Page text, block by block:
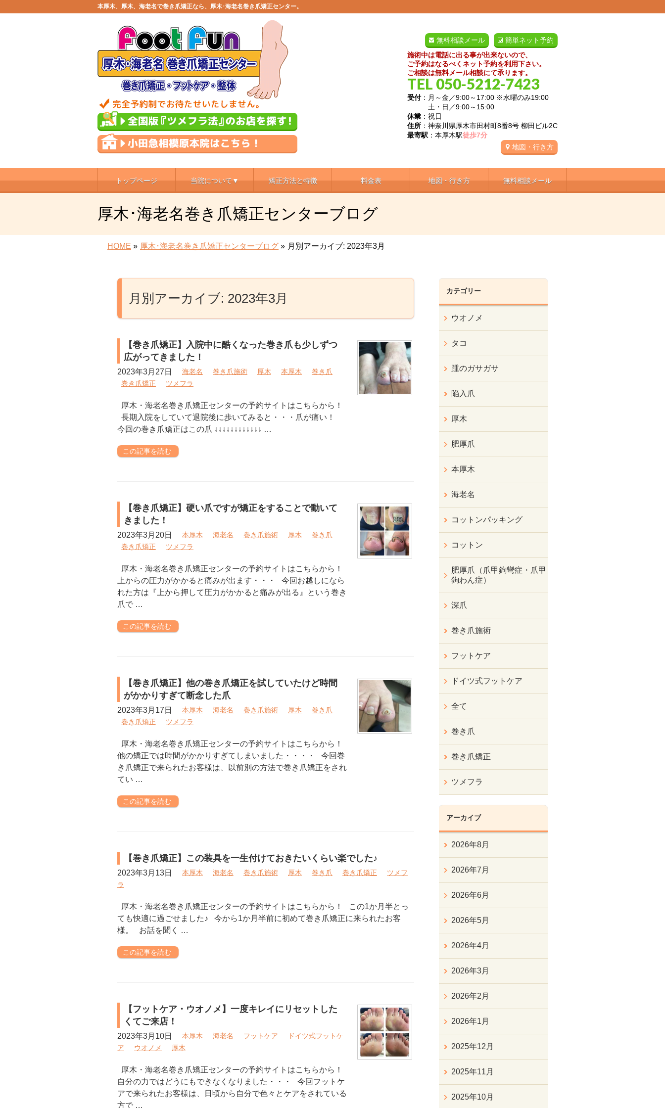
本厚木、厚木、海老名で巻き爪矯正なら、厚木･海老名巻き爪矯正センター。
簡単ネット予約
無料相談メール
施術中は電話に出る事が出来ないので、
ご予約はなるべくネット予約を利用下さい。
ご相談は無料メール相談にて承ります。
TEL 050-5212-7423
受付：月～金／9:00～17:00 ※水曜のみ19:00
土・日／9:00～15:00
休業 ：祝日
住所 ：神奈川県厚木市田村町8番8号 柳田ビル2C
最寄駅 ：本厚木駅徒歩7分
地図・行き方
トップページ 当院について▼ 矯正方法と特徴 料金表 地図・行き方 無料相談メール
厚木･海老名巻き爪矯正センターブログ
HOME » 厚木･海老名巻き爪矯正センターブログ » 月別アーカイブ: 2023年3月
月別アーカイブ: 2023年3月
【巻き爪矯正】入院中に酷くなった巻き爪も少しずつ
広がってきました！
2023年3月27日 海老名 巻き爪施術 厚木 本厚木
巻き爪
巻き爪矯正
ツメフラ
厚木・海老名巻き爪矯正センターの予約サイトはこちらから！
長期入院をしていて退院後に歩いてみると・・・爪が痛い！
今回の巻き爪矯正はこの爪 ↓↓↓↓↓↓↓↓↓↓↓↓ …
この記事を読む
【巻き爪矯正】硬い爪ですが矯正をすることで動いて
きました！
2023年3月20日 本厚木 海老名 巻き爪施術 厚木
巻き爪
巻き爪矯正
ツメフラ
厚木・海老名巻き爪矯正センターの予約サイトはこちらから！
上からの圧力がかかると痛みが出ます・・・ 今回お越しになら
れた方は『上から押して圧力がかかると痛みが出る』という巻き
爪で …
この記事を読む
【巻き爪矯正】他の巻き爪矯正を試していたけど時間
がかかりすぎて断念した爪
2023年3月17日 本厚木 海老名 巻き爪施術 厚木
巻き爪
巻き爪矯正
ツメフラ
厚木・海老名巻き爪矯正センターの予約サイトはこちらから！
他の矯正では時間がかかりすぎてしまいました・・・・ 今回巻
き爪矯正で来られたお客様は、以前別の方法で巻き爪矯正をされ
てい …
この記事を読む
【巻き爪矯正】この装具を一生付けておきたいくらい楽でした♪
2023年3月13日 本厚木 海老名 巻き爪施術 厚木 巻き爪 巻き爪矯正
ツメフ
ラ
厚木・海老名巻き爪矯正センターの予約サイトはこちらから！ この1か月半とっ
ても快適に過ごせました♪ 今から1か月半前に初めて巻き爪矯正に来られたお客
様。 お話を聞く …
この記事を読む
【フットケア・ウオノメ】一度キレイにリセットした
くてご来店！
2023年3月10日 本厚木 海老名 フットケア
ドイツ式フットケ
ア
ウオノメ 厚木
厚木・海老名巻き爪矯正センターの予約サイトはこちらから！
自分の力ではどうにもできなくなりました・・・ 今回フットケ
アで来られたお客様は、日頃から自分で色々とケアをされている
方で …
カテゴリー
ウオノメ
タコ
踵のガサガサ
陥入爪
厚木
肥厚爪
本厚木
海老名
コットンパッキング
コットン
肥厚爪（爪甲鉤彎症・爪甲
鉤わん症）
深爪
巻き爪施術
フットケア
ドイツ式フットケア
全て
巻き爪
巻き爪矯正
ツメフラ
アーカイブ
2026年8月
2026年7月
2026年6月
2026年5月
2026年4月
2026年3月
2026年2月
2026年1月
2025年12月
2025年11月
2025年10月